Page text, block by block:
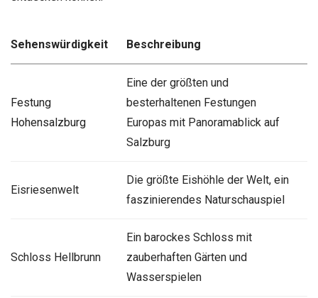
Sehenswürdigkeit Beschreibung
Festung
Hohensalzburg
Eine der größten und
besterhaltenen Festungen
Europas mit Panoramablick auf
Salzburg
Eisriesenwelt
Die größte Eishöhle der Welt, ein
faszinierendes Naturschauspiel
Schloss Hellbrunn
Ein barockes Schloss mit
zauberhaften Gärten und
Wasserspielen